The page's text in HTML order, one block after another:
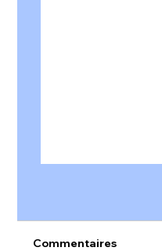
Commentaires